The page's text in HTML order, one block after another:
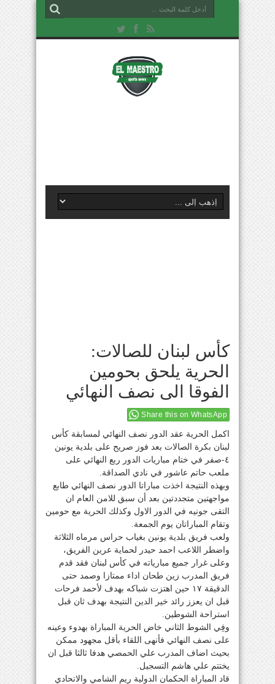
كأس لبنان للصالات:
الحرية يلحق بحومين
الفوقا الى نصف النهائي
Share this on WhatsApp
اكمل الحرية عقد الدور نصف النهائي لمسابقة كأس
لبنان بكرة الصالات بعد فوز صريح على بلدية يونين
٤-صفر في ختام مباريات الدور ربع النهائي على
ملعب حاتم عاشور في نادي الصداقة.
وبهذه النتيجة اخذت مباراتا الدور نصف النهائي طابع
مواجهتين متجددتين بعد أن سبق للامن العام ان
التقى جونيه في الدور الاول وكذلك الحرية مع حومين
وتقام المباراتان يوم الجمعة.
ولعب فريق بلدية يونين بغياب حراس مرماه الثلاثة
واضطر اللاعب احمد حيدر لحماية عرين الفريق،
وعلى غرار جميع مبارياته في كأس لبنان فقد قدم
فريق المدرب زين طحان اداء ممتازا وصمد حتى
الدقيقة ١٧ حين اهتزت شباكه بهدف لأحمد فرحات
قبل ان يعزز رائد خير الدين النتيجة بهدف ثان قبل
استراحة الشوطين.
وفِي الشوط الثاني خاض الحرية المباراة بهدوء وعينه
على نصف النهائي فأنهى اللقاء بأقل مجهود ممكن
بحيث اضاف المدرب علي الحمصي هدفا ثالثا قبل ان
يختتم علي هاشم التسجيل.
قاد المباراة الحكمان الدولية ريم الشامي والاتحادي